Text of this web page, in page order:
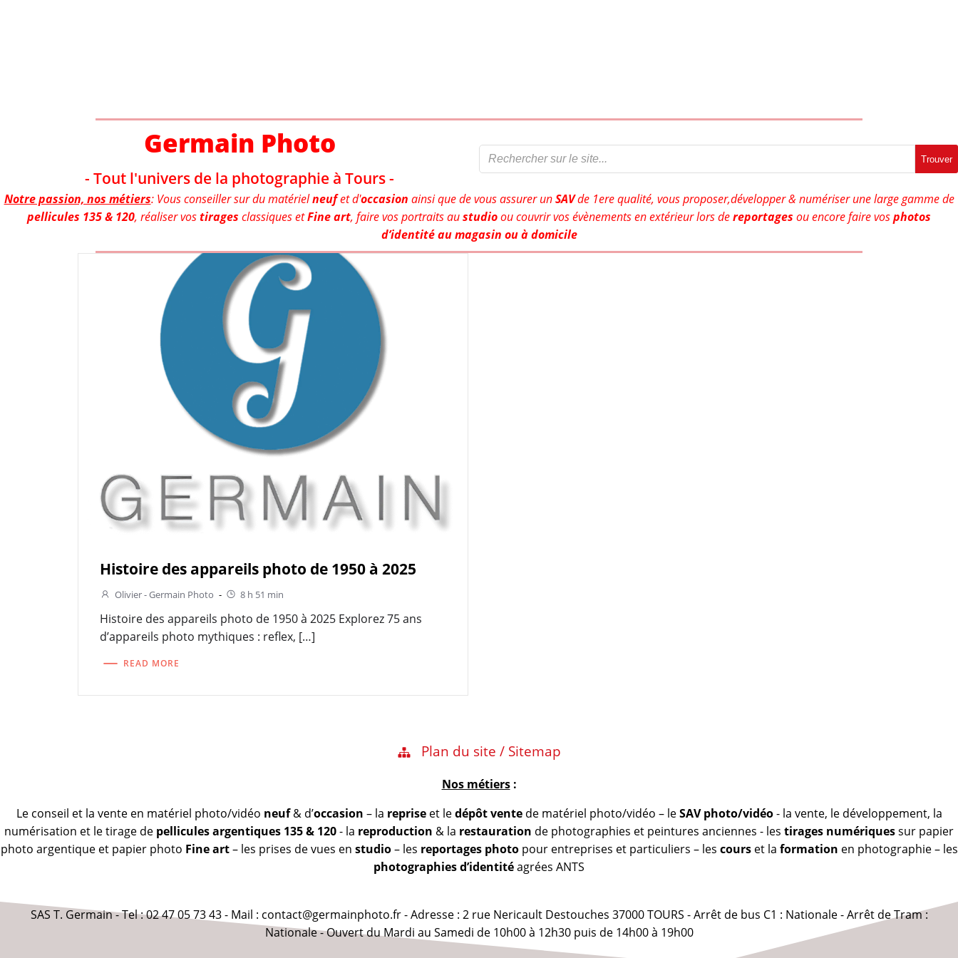
Germain Photo
- Tout l'univers de la photographie à Tours -
Trouver
Notre passion, nos métiers: Vous conseiller sur du matérielneuf et d'occasion ainsi que de vous assurer unSAVde 1ere qualité, vous proposer,développer & numériser une large gamme de
pellicules 135 & 120, réaliser vostirages classiques etFine art, faire vos portraits austudioou couvrir vos évènements en extérieur lors dereportages ou encore faire vosphotos
d’identité au magasin ou à domicile
Histoire des appareils photo de 1950 à 2025
Olivier - Germain Photo - 8 h 51 min
Histoire des appareils photo de 1950 à 2025 Explorez 75 ans
d’appareils photo mythiques : reflex, […]
READ MORE
Plan du site / Sitemap
Nos métiers:
Le conseil et la vente en matériel photo/vidéo neuf& d’occasion – la repriseet ledépôt ventede matériel photo/vidéo – leSAV photo/vidéo- la vente, le développement, la
numérisation et le tirage de pellicules argentiques 135 & 120- la reproduction & la restauration de photographies et peintures anciennes - les tirages numériquessur papier
photo argentique et papier photo Fine art– les prises de vues en studio– les reportages photopour entreprises et particuliers – les courset la formation en photographie – les
photographies d’identitéagrées ANTS
SAS T. Germain - Tel : 02 47 05 73 43 - Mail : contact@germainphoto.fr - Adresse : 2 rue Nericault Destouches 37000 TOURS - Arrêt de bus C1 : Nationale - Arrêt de Tram :
Nationale - Ouvert du Mardi au Samedi de 10h00 à 12h30 puis de 14h00 à 19h00